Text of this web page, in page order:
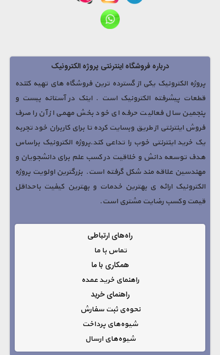
درباره فروشگاه اینترنتی پروژه الکترونیک
پروژه الکترونیک یکی از گسترده ترین فروشگاه های تهیه کننده
قطعات پیشرفته الکترونیک است . اینک در آستانه بیست و
پنجمین سال فعالیت حرفه ای خود بخش مهمی از آن را صرف
فروش اینترنتی از طریق وبسایت کرده تا برای کاربران خود تجربه
یک خرید اینترنتی خوب را تداعی کند.پروژه الکترونیک براساس
هدف توسعه دانش و خلاقیت در کسب علم برای دانشجویان و
مهندسین علاقه مند شکل گرفته است. بزرگترین اولویت پروژه
الکترونیک ارائه ی بهترین خدمات و بهترین کیفیت باحداقل
قیمت وکسب رضایت مشتری است.
راه‌های ارتباطی
تماس با ما
همکاری با ما
راهنمای خرید عمده
راهنمای خرید
نحوه‌ی ثبت سفارش
شیوه‌های پرداخت
شیوه‌های ارسال